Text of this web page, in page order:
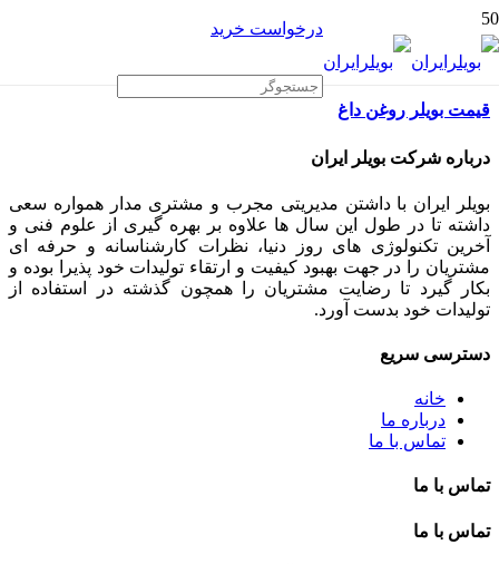
درخواست خرید
قیمت بویلر روغن داغ
درباره شرکت بویلر ایران
بویلر ایران با داشتن مدیریتی مجرب و مشتری مدار همواره سعی
داشته تا در طول این سال ها علاوه بر بهره گیری از علوم فنی و
آخرین تکنولوژی های روز دنیا، نظرات کارشناسانه و حرفه ای
مشتریان را در جهت بهبود کیفیت و ارتقاء تولیدات خود پذیرا بوده و
بکار گیرد تا رضایت مشتریان را همچون گذشته در استفاده از
تولیدات خود بدست آورد.
دسترسی سریع
خانه
درباره ما
تماس با ما
تماس با ما
تماس با ما